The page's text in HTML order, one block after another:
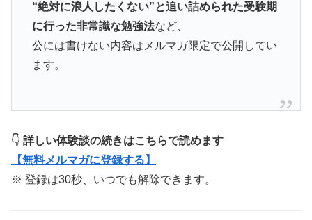
“絶対に浪人したくない”と追い詰められた受験期
に行った非常識な勉強法など、
公には書けない内容はメルマガ限定で公開してい
ます。
👇 詳しい体験談の続きはこちらで読めます
【無料メルマガに登録する】
※ 登録は30秒、いつでも解除できます。